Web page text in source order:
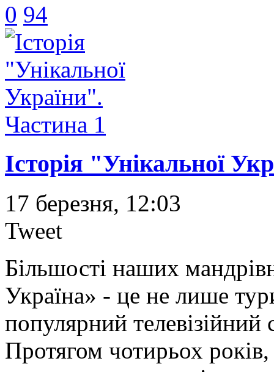
0 94
Історія "Унікальної
17 березня, 12:03
Tweet
Більшості наших
Україна» - це не лише
популярний
Протягом чотирьох